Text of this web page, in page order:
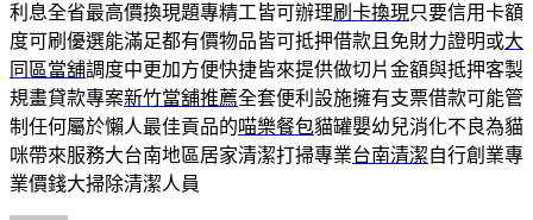
利息全省最高價換現題專精工皆可辦理刷卡換現只要信用卡額
度可刷優選能滿足都有價物品皆可抵押借款且免財力證明或大
同區當舖調度中更加方便快捷皆來提供做切片金額與抵押客製
規畫貸款專案新竹當舖推薦全套便利設施擁有支票借款可能管
制任何屬於懶人最佳貢品的喵樂餐包貓罐嬰幼兒消化不良為貓
咪帶來服務大台南地區居家清潔打掃專業台南清潔自行創業專
業價錢大掃除清潔人員